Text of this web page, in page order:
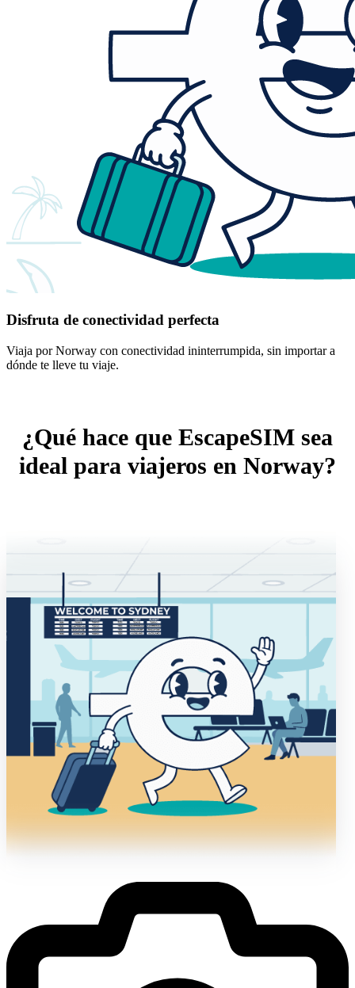
Disfruta de conectividad perfecta
Viaja por Norway con conectividad ininterrumpida, sin importar a
dónde te lleve tu viaje.
¿Qué hace que EscapeSIM sea
ideal para viajeros en Norway?